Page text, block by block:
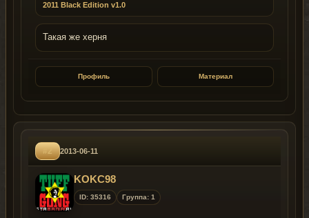
2011 Black Edition v1.0
Такая же херня
Профиль Материал
#2 2013-06-11
KOKC98
ID: 35316 Группа: 1